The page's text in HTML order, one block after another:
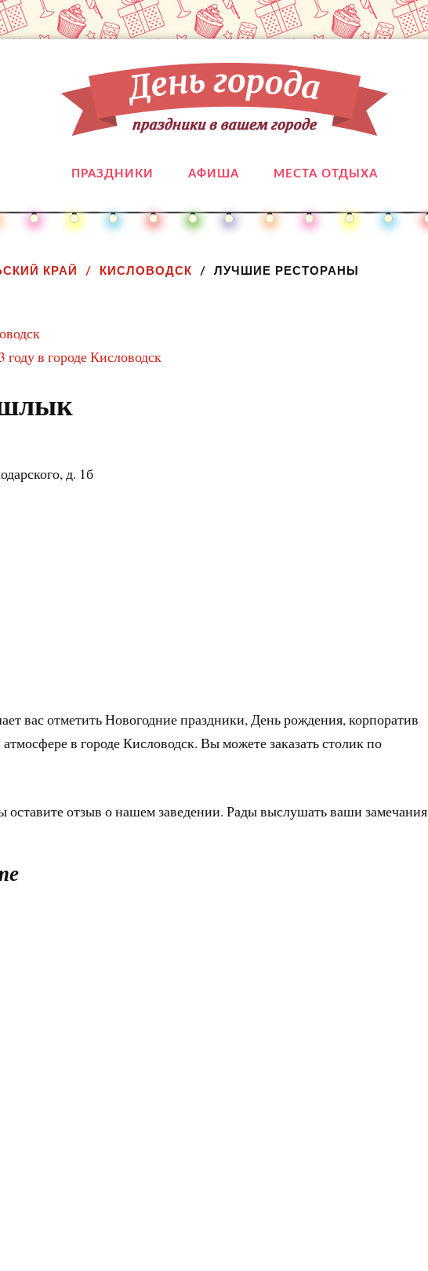
ПРАЗДНИКИ АФИША МЕСТА ОТДЫХА
КРАЙ КИСЛОВОДСК ЛУЧШИЕ РЕСТОРАНЫ
в городе Кисловодск
д. 1б
вас отметить Новогодние праздники, День рождения, корпоратив
в городе Кисловодск. Вы можете заказать столик по
отзыв о нашем заведении. Рады выслушать ваши замечания